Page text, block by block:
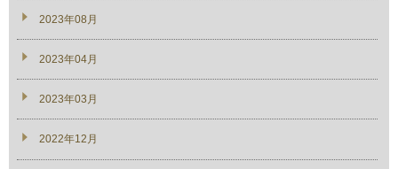
2023年08月
2023年04月
2023年03月
2022年12月